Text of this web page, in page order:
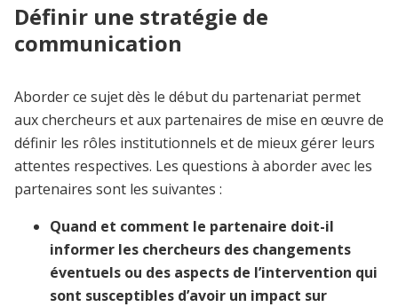
Définir une stratégie de
communication
Aborder ce sujet dès le début du partenariat permet
aux chercheurs et aux partenaires de mise en œuvre de
définir les rôles institutionnels et de mieux gérer leurs
attentes respectives. Les questions à aborder avec les
partenaires sont les suivantes :
Quand et comment le partenaire doit-il
informer les chercheurs des changements
éventuels ou des aspects de l’intervention qui
sont susceptibles d’avoir un impact sur